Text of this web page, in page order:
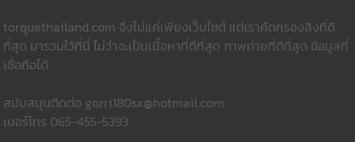
torquethailand.com จึงไม่แค่เพียงเว็บไซต์ แต่เราคัดกรองสิ่งที่ดี
ที่สุด มารวมใว้ที่นี่ ไม่ว่าจะเป็นเนื้อหาที่ดีที่สุด ภาพถ่ายที่ดีที่สุด ข้อมูลที่
เชื่อถือได้
สนับสนุนติดต่อ gorri180sx@hotmail.com
เบอร์โทร 065-455-5393